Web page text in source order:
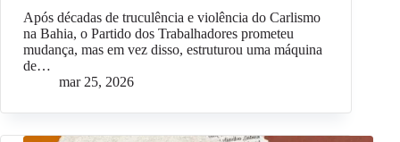
Após décadas de truculência e violência do Carlismo
na Bahia, o Partido dos Trabalhadores prometeu
mudança, mas em vez disso, estruturou uma máquina
de…
mar 25, 2026